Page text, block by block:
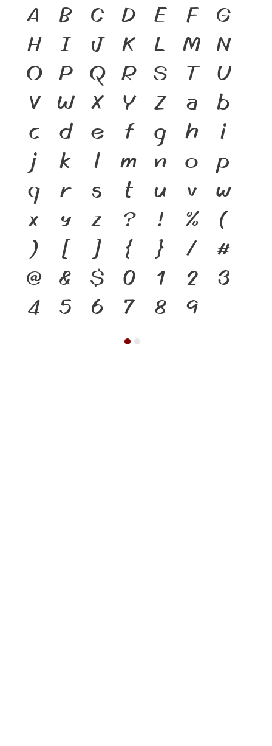
A B C D E F
G
H
I J K L M
N
O
P Q R S T
U
V
W X Y Z a
b
c
d e f g h
i
j
k l m n o
p
q
r s t u v
w
x
y z ? ! %
(
)
[ ] { } /
#
@
& $ 0 1 2
3
4
5 6 7 8 9